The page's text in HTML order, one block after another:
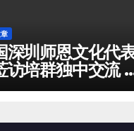
深圳师恩文化代
访培群独中交流
千令吉支持华文